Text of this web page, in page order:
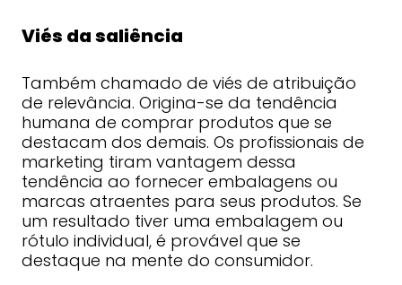
Viés da saliência
Também chamado de viés de atribuição
de relevância. Origina-se da tendência
humana de comprar produtos que se
destacam dos demais. Os profissionais de
marketing tiram vantagem dessa
tendência ao fornecer embalagens ou
marcas atraentes para seus produtos. Se
um resultado tiver uma embalagem ou
rótulo individual, é provável que se
destaque na mente do consumidor.